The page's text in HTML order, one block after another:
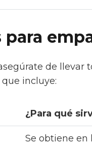
para
de llevar
que incluye:
¿Para qué
Se obtiene